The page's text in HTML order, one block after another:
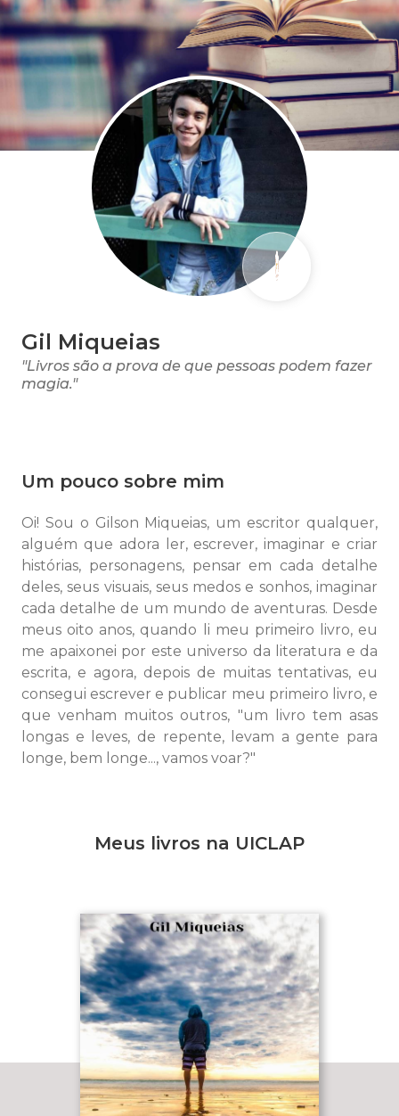
Gil Miqueias
"Livros são a prova de que pessoas podem fazer
magia."
Um pouco sobre mim
Oi! Sou o Gilson Miqueias, um escritor qualquer,
alguém que adora ler, escrever, imaginar e criar
histórias, personagens, pensar em cada detalhe
deles, seus visuais, seus medos e sonhos, imaginar
cada detalhe de um mundo de aventuras. Desde
meus oito anos, quando li meu primeiro livro, eu
me apaixonei por este universo da literatura e da
escrita, e agora, depois de muitas tentativas, eu
consegui escrever e publicar meu primeiro livro, e
que venham muitos outros, "um livro tem asas
longas e leves, de repente, levam a gente para
longe, bem longe..., vamos voar?"
Meus livros na UICLAP